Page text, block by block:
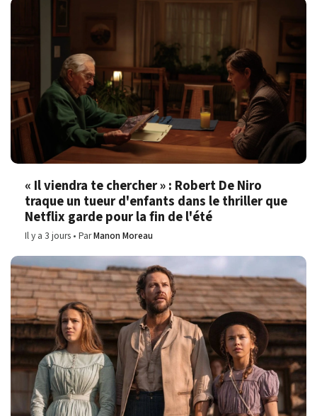
« Il viendra te chercher » : Robert De Niro
traque un tueur d'enfants dans le thriller que
Netflix garde pour la fin de l'été
Il y a 3 jours ParManon Moreau